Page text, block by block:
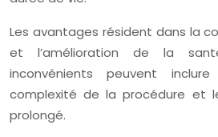
Les avantages résident dans la
et l’amélioration de la
inconvénients peuvent
complexité de la procédure et
prolongé.